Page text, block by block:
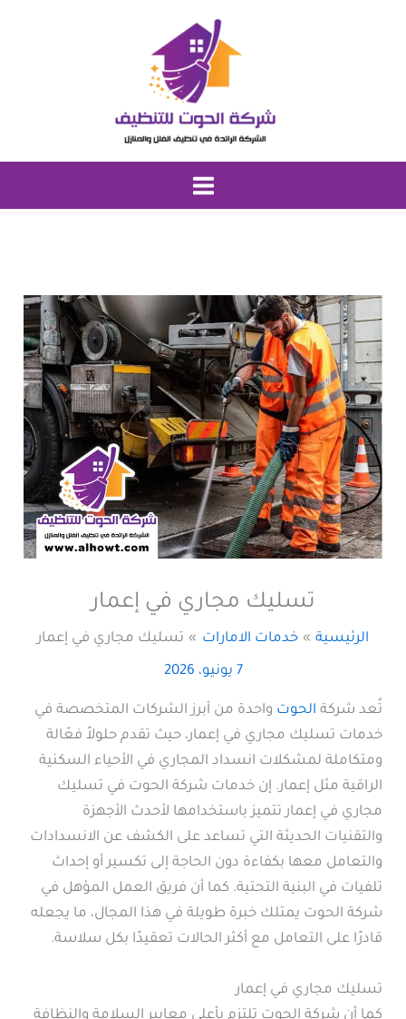
تسليك مجاري في إعمار
الرئيسية خدمات الامارات تسليك مجاري في إعمار
7 يونيو، 2026
تُعد شركة الحوت واحدة من أبرز الشركات المتخصصة في
خدمات تسليك مجاري في إعمار، حيث تقدم حلولاً فعّالة
ومتكاملة لمشكلات انسداد المجاري في الأحياء السكنية
الراقية مثل إعمار. إن خدمات شركة الحوت في تسليك
مجاري في إعمار تتميز باستخدامها لأحدث الأجهزة
والتقنيات الحديثة التي تساعد على الكشف عن الانسدادات
والتعامل معها بكفاءة دون الحاجة إلى تكسير أو إحداث
تلفيات في البنية التحتية. كما أن فريق العمل المؤهل في
شركة الحوت يمتلك خبرة طويلة في هذا المجال، ما يجعله
قادرًا على التعامل مع أكثر الحالات تعقيدًا بكل سلاسة.
تسليك مجاري في إعمار
كما أن شركة الحوت تلتزم بأعلى معايير السلامة والنظافة